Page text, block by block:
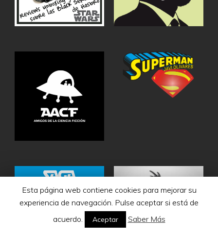
Esta página web contiene cookies para mejorar su
experiencia de navegación. Pulse aceptar si está de
acuerdo.
Aceptar Saber Más